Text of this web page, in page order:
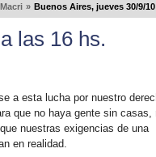
» Buenos Aires, jueves 30/9/
las 16 hs.
a esta lucha por nuestro
que no haya gente sin casas,
nuestras exigencias de una
en realidad.